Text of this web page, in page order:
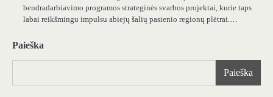
bendradarbiavimo programos strateginės svarbos projektai, kurie taps
labai reikšmingu impulsu abiejų šalių pasienio regionų plėtrai.…
Paieška
Paieška